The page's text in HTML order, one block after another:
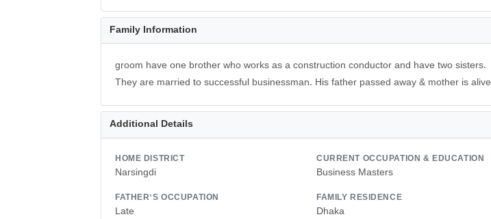
Family Information
groom have one brother who works as a construction conductor and have two sisters.
They are married to successful businessman. His father passed away & mother is alive
Additional Details
HOME DISTRICT
Narsingdi
CURRENT OCCUPATION & EDUCATION
Business Masters
FATHER'S OCCUPATION
Late
FAMILY RESIDENCE
Dhaka